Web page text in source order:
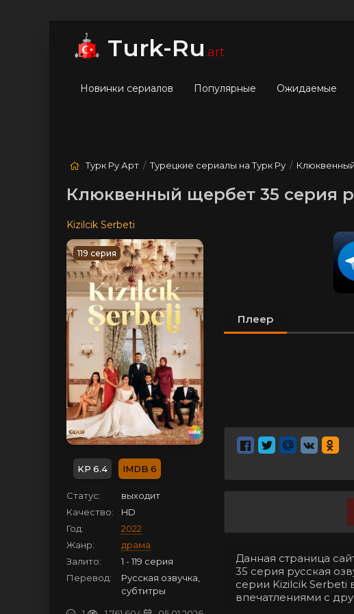
Turk-Ru.art
Новинки сериалов Популярные Ожидаемые
Турк Ру Арт /Турецкие сериалы на Турк Ру /
Клюквенный щербет 35 серия
Kizilcik Serbeti
119 серия
6.4 6
Статус:
выходит
Качество:
HD
Год:
2022
Жанр:
драма
Залито:
1 - 119 серия
Перевод:
Русская озвучка,
субтитры
Плеер
Данная страница
35 серия русская
серии Kizilcik
впечатлениями с